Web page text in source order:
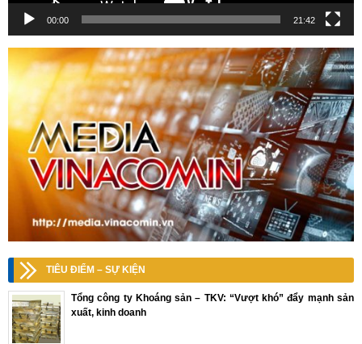
00:00 21:42
TIÊU ĐIỂM – SỰ KIỆN
Tổng công ty Khoáng sản – TKV: “Vượt khó” đẩy mạnh sản
xuất, kinh doanh